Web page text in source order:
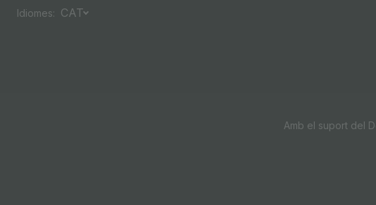
Idiomes: CAT
Amb el suport del